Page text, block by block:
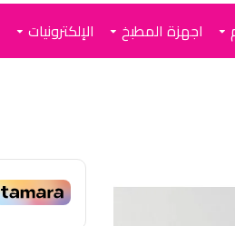
اجهزة المطبخ الإلكترونيات